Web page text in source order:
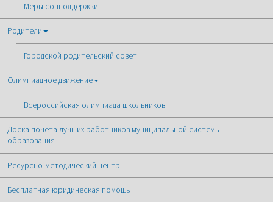
Меры соцподдержки
Родители
Городской родительский совет
Олимпиадное движение
Всероссийская олимпиада школьников
Доска почёта лучших работников муниципальной системы
образования
Ресурсно-методический центр
Бесплатная юридическая помощь